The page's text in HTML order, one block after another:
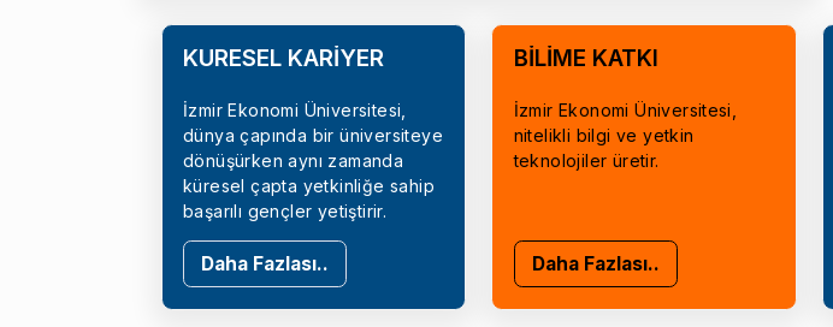
KÜRESEL KARİYER
İzmir Ekonomi Üniversitesi,
dünya çapında bir üniversiteye
dönüşürken aynı zamanda
küresel çapta yetkinliğe sahip
başarılı gençler yetiştirir.
Daha Fazlası..
BİLİME KATKI
İzmir Ekonomi Üniversitesi,
nitelikli bilgi ve yetkin
teknolojiler üretir.
Daha Fazlası..